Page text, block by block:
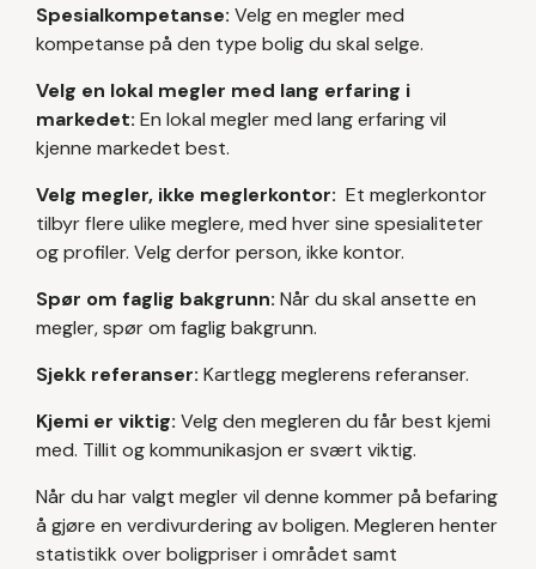
Spesialkompetanse: Velg en megler med
kompetanse på den type bolig du skal selge.
‍Velg en lokal megler med lang erfaring i
markedet: En lokal megler med lang erfaring vil
kjenne markedet best.
Velg megler, ikke meglerkontor: Et meglerkontor
tilbyr flere ulike meglere, med hver sine spesialiteter
og profiler. Velg derfor person, ikke kontor.
Spør om faglig bakgrunn: Når du skal ansette en
megler, spør om faglig bakgrunn.
Sjekk referanser: Kartlegg meglerens referanser.
Kjemi er viktig: Velg den megleren du får best kjemi
med. Tillit og kommunikasjon er svært viktig.
Når du har valgt megler vil denne kommer på befaring
å gjøre en verdivurdering av boligen. Megleren henter
statistikk over boligpriser i området samt